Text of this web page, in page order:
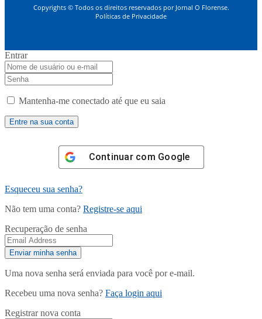
Copyrights © Todos os direitos reservados por Jornal O Florense.
Políticas de Privacidade
Entrar
Mantenha-me conectado até que eu saia
Continuar com Google
Esqueceu sua senha?
Não tem uma conta? Registre-se aqui
Recuperação de senha
Uma nova senha será enviada para você por e-mail.
Recebeu uma nova senha? Faça login aqui
Registrar nova conta